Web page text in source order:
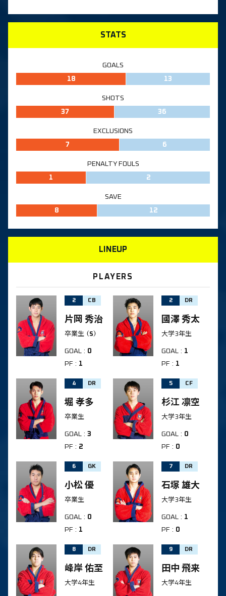
STATS
GOALS
18
13
SHOTS
37
36
EXCLUSIONS
7
6
PENALTY FOULS
1
2
SAVE
8
12
LINEUP
PLAYERS
2 CB
片岡 秀治
卒業生 （S）
GOAL : 0
PF : 1
2 DR
國澤 秀太
大学3年生
GOAL : 1
PF : 1
4 DR
堀 孝多
卒業生
GOAL : 3
PF : 2
5 CF
杉江 凛空
大学3年生
GOAL : 0
PF : 0
6 GK
小松 優
卒業生
GOAL : 0
PF : 1
7 DR
石塚 雄大
大学3年生
GOAL : 1
PF : 0
8 DR
峰岸 佑至
大学4年生
9 DR
田中 飛来
大学4年生